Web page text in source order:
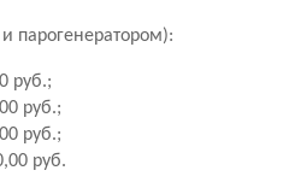
парогенератором):
руб.;
руб.;
руб.;
руб.